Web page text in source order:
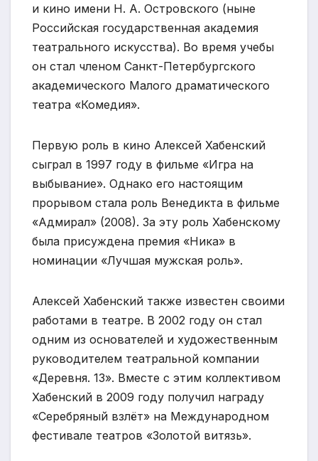
и кино имени Н. А. Островского (ныне
Российская государственная академия
театрального искусства). Во время учебы
он стал членом Санкт-Петербургского
академического Малого драматического
театра «Комедия».
Первую роль в кино Алексей Хабенский
сыграл в 1997 году в фильме «Игра на
выбывание». Однако его настоящим
прорывом стала роль Венедикта в фильме
«Адмирал» (2008). За эту роль Хабенскому
была присуждена премия «Ника» в
номинации «Лучшая мужская роль».
Алексей Хабенский также известен своими
работами в театре. В 2002 году он стал
одним из основателей и художественным
руководителем театральной компании
«Деревня. 13». Вместе с этим коллективом
Хабенский в 2009 году получил награду
«Серебряный взлёт» на Международном
фестивале театров «Золотой витязь».